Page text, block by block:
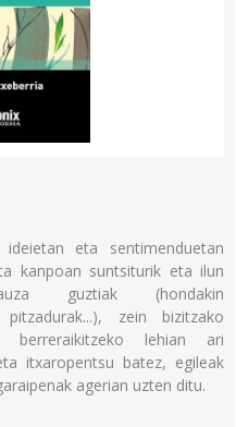
eta sentimenduetan
kanpoan suntsiturik eta ilun
guztiak (hondakin
zein bizitzako
berreraikitzeko lehian ari
itxaropentsu batez, egileak
agerian uzten ditu.